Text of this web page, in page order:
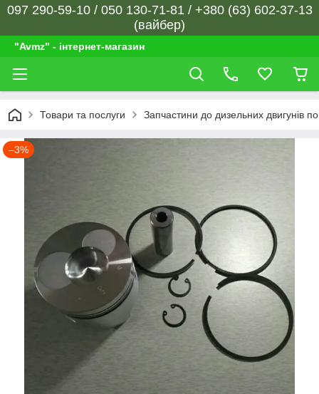
097 290-59-10 / 050 130-71-81 / +380 (63) 602-37-13
(вайбер)
"Avmz" - інтернет-магазин
Товари та послуги Запчастини до дизельних двигунів
–3%